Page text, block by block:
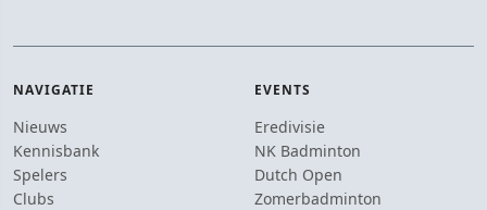
NAVIGATIE
Nieuws
Kennisbank
Spelers
Clubs
EVENTS
Eredivisie
NK Badminton
Dutch Open
Zomerbadminton